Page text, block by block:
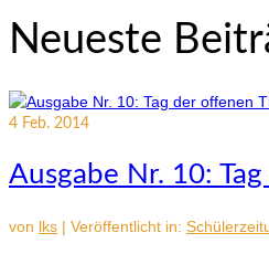
Neueste
4 Feb. 2014
Ausgabe Nr. 10:
von lks | Veröffentlicht in: